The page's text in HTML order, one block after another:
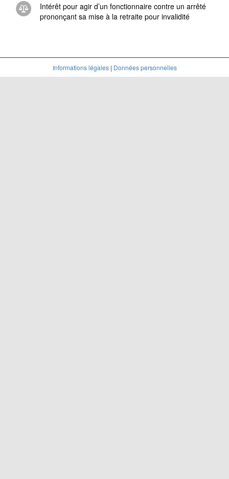
Intérêt pour agir d’un fonctionnaire contre un arrêté
prononçant sa mise à la retraite pour invalidité
Informations légales| Données personnelles